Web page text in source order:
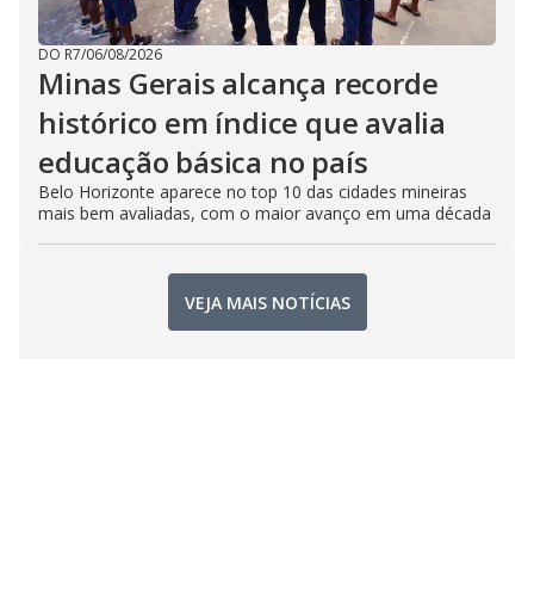
DO R7/06/08/2026
Minas Gerais alcança recorde
histórico em índice que avalia
educação básica no país
Belo Horizonte aparece no top 10 das cidades mineiras
mais bem avaliadas, com o maior avanço em uma década
VEJA MAIS NOTÍCIAS